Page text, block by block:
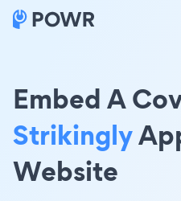
Embed A
Strikingly
Website